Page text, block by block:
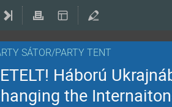
SÁTOR/PARTY TENT
Háború
the